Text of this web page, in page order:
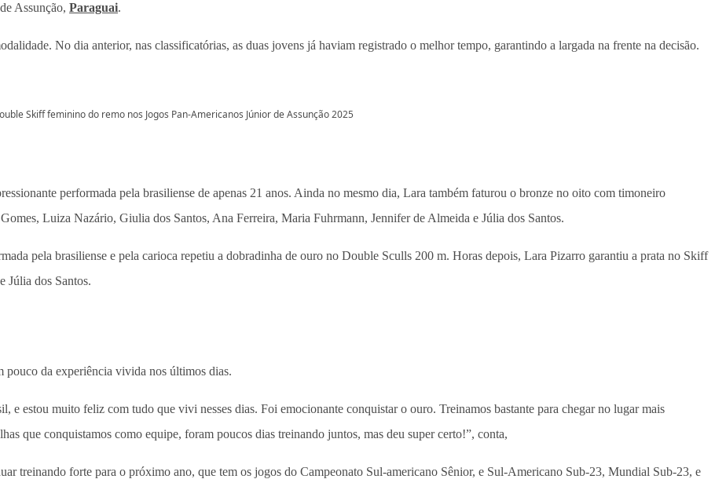
Assunção, Paraguai.
No dia anterior, nas classificatórias, as duas jovens já haviam registrado o melhor tempo, garantindo a largada na frente na decisão.
Skiff feminino do remo nos Jogos Pan-Americanos Júnior de Assunção 2025
performada pela brasiliense de apenas 21 anos. Ainda no mesmo dia, Lara também faturou o bronze no oito com timoneiro
Luiza Nazário, Giulia dos Santos, Ana Ferreira, Maria Fuhrmann, Jennifer de Almeida e Júlia dos Santos.
pela brasiliense e pela carioca repetiu a dobradinha de ouro no Double Sculls 200 m. Horas depois, Lara Pizarro garantiu a prata no Skiff
Júlia dos Santos.
pouco da experiência vivida nos últimos dias.
e estou muito feliz com tudo que vivi nesses dias. Foi emocionante conquistar o ouro. Treinamos bastante para chegar no lugar mais
que conquistamos como equipe, foram poucos dias treinando juntos, mas deu super certo!”, conta,
treinando forte para o próximo ano, que tem os jogos do Campeonato Sul-americano Sênior, e Sul-Americano Sub-23, Mundial Sub-23, e